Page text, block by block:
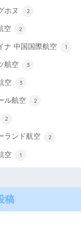
ホヌ 2
空 2
ナ 中国国際航空 1
航空 3
空 3
ル航空 2
2
ランド航空 2
空 1
稿